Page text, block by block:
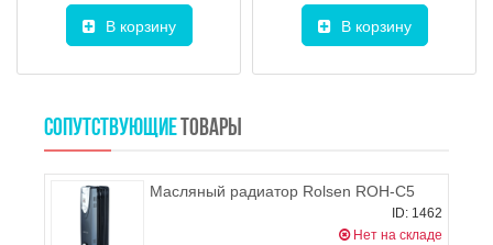
В корзину В корзину
СОПУТСТВУЮЩИЕ ТОВАРЫ
Масляный радиатор Rolsen ROH-C5
ID: 1462
Нет на складе